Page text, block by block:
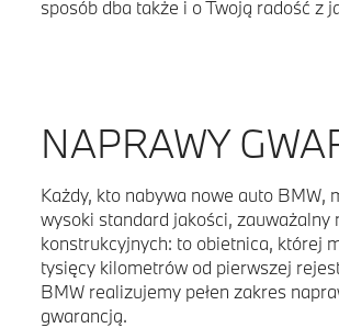
sposób dba także i o Twoją radość z
NAPRAWY
Każdy, kto nabywa nowe auto
wysoki standard jakości,
konstrukcyjnych: to obietnica, której
tysięcy kilometrów od pierwszej
BMW realizujemy pełen zakres
gwarancją.